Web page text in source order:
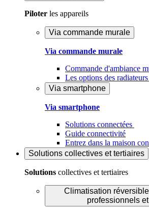
Piloter les appareils
Via commande murale
Via commande murale
Commande d'ambiance
Les options des
Via smartphone
Via smartphone
Solutions connectées
Guide connectivité
Entrez dans la maison
Solutions collectives et tertiaires
Solutions collectives et tertiaires
Climatisation
professionnels